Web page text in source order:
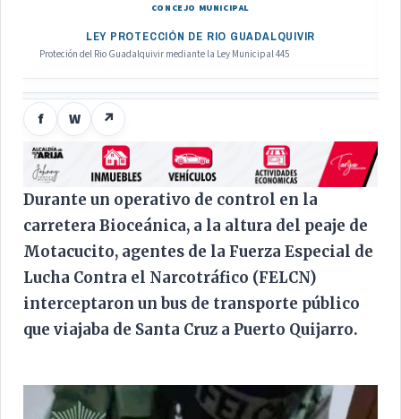
CONCEJO MUNICIPAL
LEY PROTECCIÓN DE RIO GUADALQUIVIR
Proteción del Rio Guadalquivir mediante la Ley Municipal 445
f W ↗
Durante un operativo de control en la
carretera Bioceánica, a la altura del peaje de
Motacucito, agentes de la Fuerza Especial de
Lucha Contra el Narcotráfico (FELCN)
interceptaron un bus de transporte público
que viajaba de Santa Cruz a Puerto Quijarro.